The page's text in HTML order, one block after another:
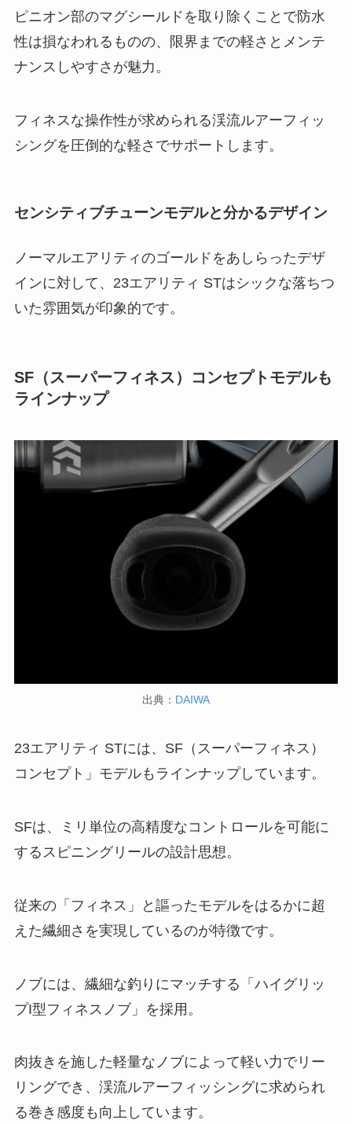
ピニオン部のマグシールドを取り除くことで防水
性は損なわれるものの、限界までの軽さとメンテ
ナンスしやすさが魅力。
フィネスな操作性が求められる渓流ルアーフィッ
シングを圧倒的な軽さでサポートします。
センシティブチューンモデルと分かるデザイン
ノーマルエアリティのゴールドをあしらったデザ
インに対して、23エアリティ STはシックな落ちつ
いた雰囲気が印象的です。
SF（スーパーフィネス）コンセプトモデルも
ラインナップ
出典： DAIWA
23エアリティ STには、SF（スーパーフィネス）
コンセプト」モデルもラインナップしています。
SFは、ミリ単位の高精度なコントロールを可能に
するスピニングリールの設計思想。
従来の「フィネス」と謳ったモデルをはるかに超
えた繊細さを実現しているのが特徴です。
ノブには、繊細な釣りにマッチする「ハイグリッ
プI型フィネスノブ」を採用。
肉抜きを施した軽量なノブによって軽い力でリー
リングでき、渓流ルアーフィッシングに求められ
る巻き感度も向上しています。